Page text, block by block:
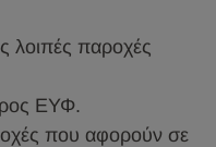
λοιπές παροχές
ΕΥΦ.
που αφορούν σε